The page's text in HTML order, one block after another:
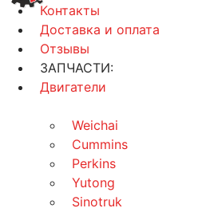
Контакты
Доставка и оплата
Отзывы
ЗАПЧАСТИ:
Двигатели
Weichai
Cummins
Perkins
Yutong
Sinotruk